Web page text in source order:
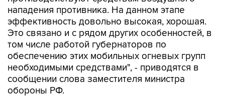
нападения противника. На данном этапе
эффективность довольно высокая, хорошая.
Это связано и с рядом других особенностей, в
том числе работой губернаторов по
обеспечению этих мобильных огневых групп
необходимыми средствами", - приводятся в
сообщении слова заместителя министра
обороны РФ.